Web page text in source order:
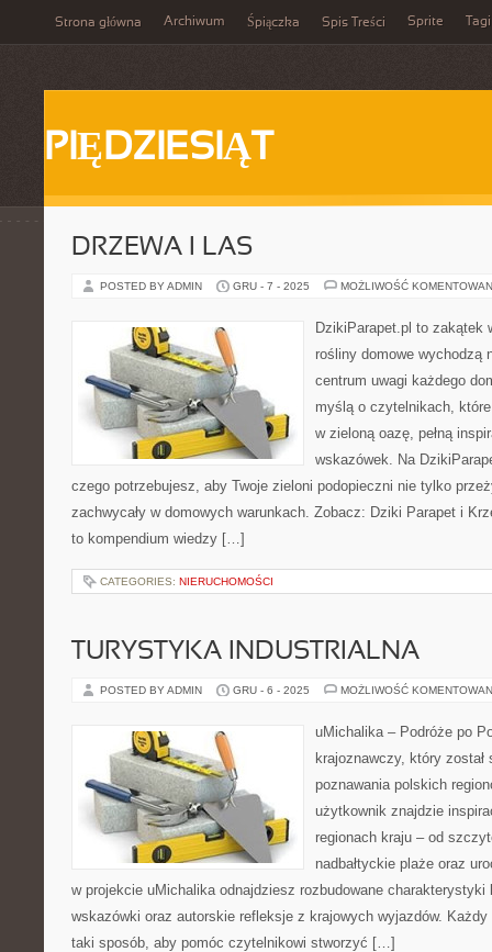
Strona główna Archiwum Śpiączka Spis Treści Sprite Tagi
PIĘDZIESIĄT
DRZEWA I LAS
POSTED BY ADMIN GRU - 7 - 2025 MOŻLIWOŚĆ
DzikiParapet.pl to zakątek
rośliny domowe wychodzą
centrum uwagi każdego
myślą o czytelnikach,
w zieloną oazę, pełną
wskazówek. Na
czego potrzebujesz, aby Twoje zieloni podopieczni nie tylko
zachwycały w domowych warunkach. Zobacz: Dziki Parapet i
to kompendium wiedzy […]
CATEGORIES: NIERUCHOMOŚCI
TURYSTYKA INDUSTRIALNA
POSTED BY ADMIN GRU - 6 - 2025 MOŻLIWOŚĆ
uMichalika – Podróże po
krajoznawczy, który
poznawania polskich
użytkownik znajdzie
regionach kraju – od
nadbałtyckie plaże oraz
w projekcie uMichalika odnajdziesz rozbudowane
wskazówki oraz autorskie refleksje z krajowych wyjazdów.
taki sposób, aby pomóc czytelnikowi stworzyć […]